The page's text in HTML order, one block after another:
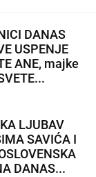
DANAS
USPENJE
ANE, majke
LJUBAV
SAVIĆA I
DANAS...